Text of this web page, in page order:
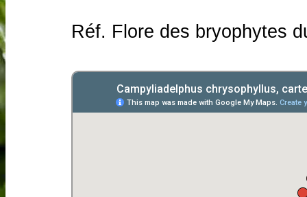
Réf. Flore des bryophytes